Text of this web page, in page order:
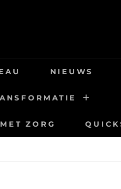
NIEUWS
ZORG